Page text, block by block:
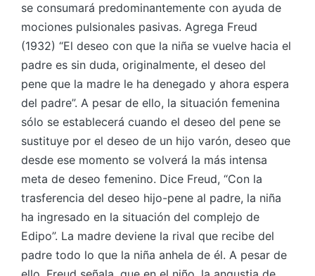
se consumará predominantemente con ayuda de
mociones pulsionales pasivas. Agrega Freud
(1932) “El deseo con que la niña se vuelve hacia el
padre es sin duda, originalmente, el deseo del
pene que la madre le ha denegado y ahora espera
del padre”. A pesar de ello, la situación femenina
sólo se establecerá cuando el deseo del pene se
sustituye por el deseo de un hijo varón, deseo que
desde ese momento se volverá la más intensa
meta de deseo femenino. Dice Freud, “Con la
trasferencia del deseo hijo-pene al padre, la niña
ha ingresado en la situación del complejo de
Edipo”. La madre deviene la rival que recibe del
padre todo lo que la niña anhela de él. A pesar de